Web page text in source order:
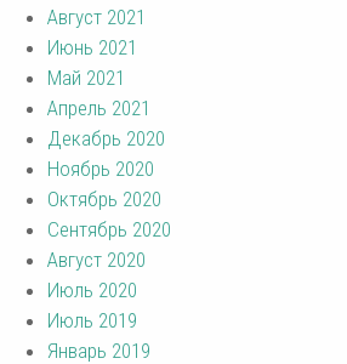
Август 2021
Июнь 2021
Май 2021
Апрель 2021
Декабрь 2020
Ноябрь 2020
Октябрь 2020
Сентябрь 2020
Август 2020
Июль 2020
Июль 2019
Январь 2019